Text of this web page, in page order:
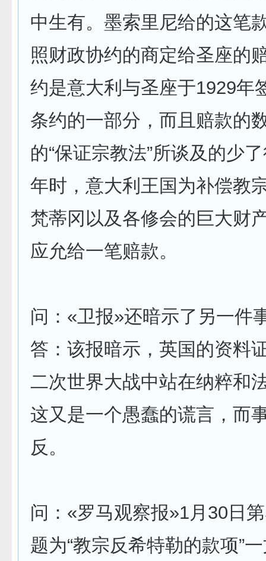
中生有。墨索里尼给的这笔
照财政协约的商定给圣座的
约是意大利与圣座于1929年
条约的一部分，而且赔款的
的“保证宗教法”所谈及的少
年时，意大利王国为补偿教
梵蒂冈以及各修会的巨大财
应允给一笔赔款。
问：«卫报»还暗示了另一件
答：该报暗示，英国的资料
二次世界大战中站在纳粹和
这又是一个愚蠢的谎言，而
反。
问：«罗马观察报»1月30日
题为“教宗反希特勒的款项”